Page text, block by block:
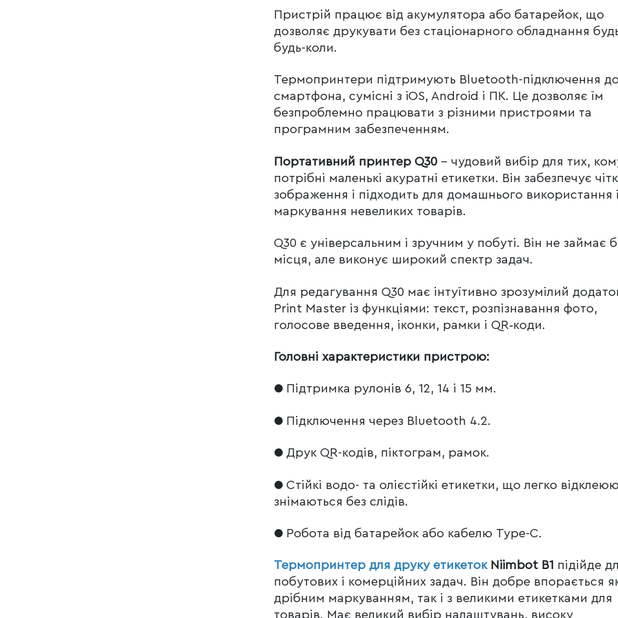
Пристрій працює від акумулятора або батарейок, що
дозволяє друкувати без стаціонарного обладнання
будь-коли.
Термопринтери підтримують Bluetooth-підключення до
смартфона, сумісні з iOS, Android і ПК. Це дозволяє їм
безпроблемно працювати з різними пристроями та
програмним забезпеченням.
Портативний принтер Q30 – чудовий вибір для тих,
потрібні маленькі акуратні етикетки. Він забезпечує
зображення і підходить для домашнього використання і
маркування невеликих товарів.
Q30 є універсальним і зручним у побуті. Він не займає
місця, але виконує широкий спектр задач.
Для редагування Q30 має інтуїтивно зрозумілий
Print Master із функціями: текст, розпізнавання фото,
голосове введення, іконки, рамки і QR‑коди.
Головні характеристики пристрою:
● Підтримка рулонів 6, 12, 14 і 15 мм.
● Підключення через Bluetooth 4.2.
● Друк QR-кодів, піктограм, рамок.
● Стійкі водо- та олієстійкі етикетки, що легко
знімаються без слідів.
● Робота від батарейок або кабелю Type-C.
Термопринтер для друку етикетокNiimbot B1 підійде
побутових і комерційних задач. Він добре впорається як
дрібним маркуванням, так і з великими етикетками для
товарів. Має великий вибір налаштувань, високу